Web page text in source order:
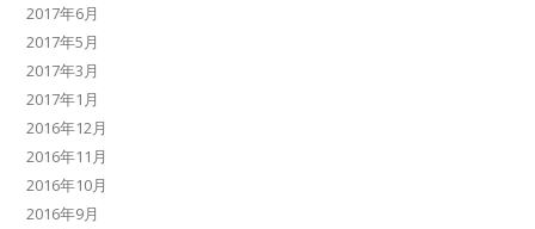
2017年6月
2017年5月
2017年3月
2017年1月
2016年12月
2016年11月
2016年10月
2016年9月